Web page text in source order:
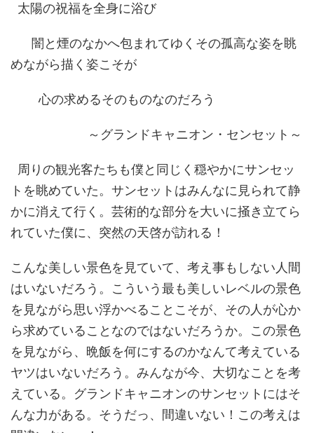
太陽の祝福を全身に浴び
闇と煙のなかへ包まれてゆくその孤高な姿を眺
めながら描く姿こそが
心の求めるそのものなのだろう
～グランドキャニオン・センセット～
周りの観光客たちも僕と同じく穏やかにサンセッ
トを眺めていた。サンセットはみんなに見られて静
かに消えて行く。芸術的な部分を大いに掻き立てら
れていた僕に、突然の天啓が訪れる！
こんな美しい景色を見ていて、考え事もしない人間
はいないだろう。こういう最も美しいレベルの景色
を見ながら思い浮かべることこそが、その人が心か
ら求めていることなのではないだろうか。この景色
を見ながら、晩飯を何にするのかなんて考えている
ヤツはいないだろう。みんなが今、大切なことを考
えている。グランドキャニオンのサンセットにはそ
んな力がある。そうだっ、間違いない！この考えは